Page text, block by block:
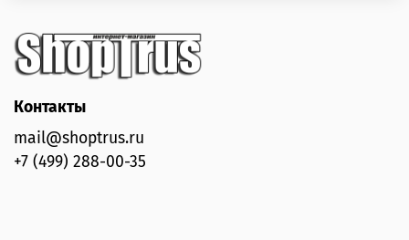
Контакты
mail@shoptrus.ru
+7 (499) 288-00-35